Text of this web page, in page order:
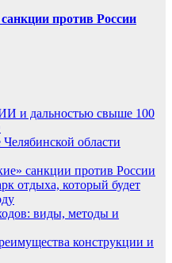
против России
и дальностью свыше 100
области
санкции против России
отдыха, который будет
виды, методы и
конструкции и